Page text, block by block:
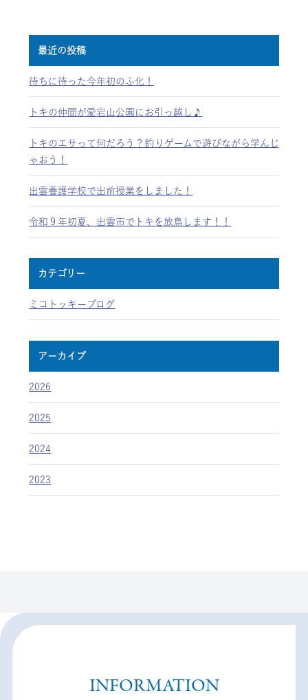
最近の投稿
待ちに待った今年初のふ化！
トキの仲間が愛宕山公園にお引っ越し♪
トキのエサって何だろう？釣りゲームで遊びながら学んじ
ゃおう！
出雲養護学校で出前授業をしました！
令和９年初夏、出雲市でトキを放鳥します！！
カテゴリー
ミコトッキーブログ
アーカイブ
2026
2025
2024
2023
INFORMATION